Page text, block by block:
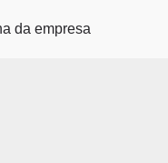
principal
da empresa